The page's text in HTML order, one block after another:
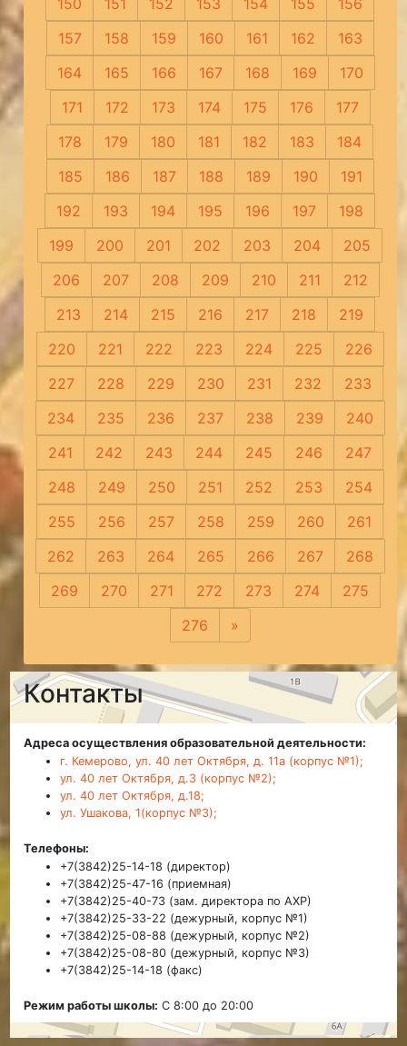
150
151 152 153 154 155
156
157
158 159 160 161 162
163
164
165 166 167 168 169
170
171
172 173 174 175 176
177
178
179 180 181 182 183
184
185
186 187 188 189 190
191
192
193 194 195 196 197
198
199
200 201 202 203 204
205
206
207 208 209 210 211
212
213
214 215 216 217 218
219
220
221 222 223 224 225
226
227
228 229 230 231 232
233
234
235 236 237 238 239
240
241
242 243 244 245 246
247
248
249 250 251 252 253
254
255
256 257 258 259 260
261
262
263 264 265 266 267
268
269
270 271 272 273 274
275
276
»
Контакты
Адреса осуществления образовательной деятельности:
г. Кемерово, ул. 40 лет Октября, д. 11а (корпус №1);
ул. 40 лет Октября, д.3 (корпус №2);
ул. 40 лет Октября, д.18;
ул. Ушакова, 1(корпус №3);
Телефоны:
+7(3842)25-14-18 (директор)
+7(3842)25-47-16 (приемная)
+7(3842)25-40-73 (зам. директора по АХР)
+7(3842)25-33-22 (дежурный, корпус №1)
+7(3842)25-08-88 (дежурный, корпус №2)
+7(3842)25-08-80 (дежурный, корпус №3)
+7(3842)25-14-18 (факс)
Режим работы школы: С 8:00 до 20:00